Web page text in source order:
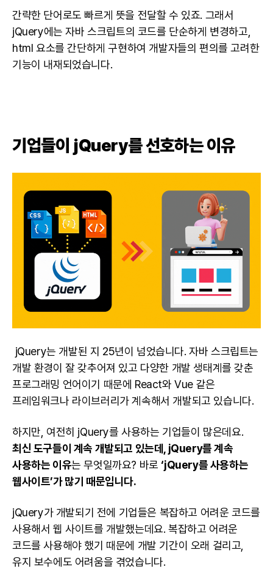
간략한 단어로도 빠르게 뜻을 전달할 수 있죠. 그래서
jQuery에는 자바 스크립트의 코드를 단순하게 변경하고,
html 요소를 간단하게 구현하여 개발자들의 편의를 고려한
기능이 내재되었습니다.
기업들이 jQuery를 선호하는 이유
jQuery는 개발된 지 25년이 넘었습니다. 자바 스크립트는
개발 환경이 잘 갖추어져 있고 다양한 개발 생태계를 갖춘
프로그래밍 언어이기 때문에 React와Vue 같은
프레임워크나 라이브러리가 계속해서 개발되고 있습니다.
하지만, 여전히 jQuery를 사용하는 기업들이 많은데요.
최신 도구들이 계속 개발되고 있는데, jQuery를 계속
사용하는 이유는 무엇일까요? 바로‘jQuery를 사용하는
웹사이트’가 많기 때문입니다.
jQuery가 개발되기 전에 기업들은 복잡하고 어려운 코드를
사용해서 웹 사이트를 개발했는데요. 복잡하고 어려운
코드를 사용해야 했기 때문에 개발 기간이 오래 걸리고,
유지 보수에도 어려움을 겪었습니다.